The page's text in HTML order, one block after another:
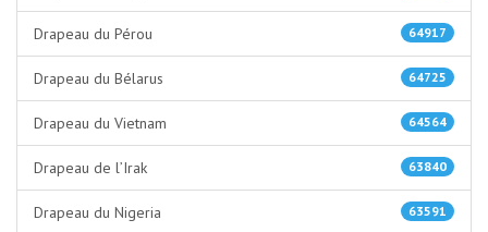
64917
Drapeau du Pérou
64725
Drapeau du Bélarus
64564
Drapeau du Vietnam
63840
Drapeau de l’Irak
63591
Drapeau du Nigeria